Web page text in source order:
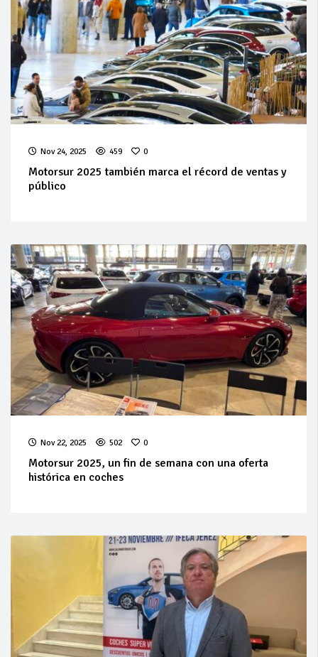
Nov 24, 2025 459 0
Motorsur 2025 también marca el récord de ventas y
público
Nov 22, 2025 502 0
Motorsur 2025, un fin de semana con una oferta
histórica en coches